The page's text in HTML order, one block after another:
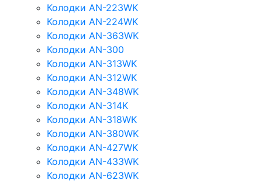
Колодки AN-223WK
Колодки AN-224WK
Колодки AN-363WK
Колодки AN-300
Колодки AN-313WK
Колодки AN-312WK
Колодки AN-348WK
Колодки AN-314K
Колодки AN-318WK
Колодки AN-380WK
Колодки AN-427WK
Колодки AN-433WK
Колодки AN-623WK